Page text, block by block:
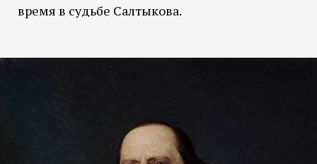
время в судьбе Салтыкова.